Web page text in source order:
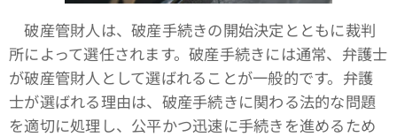
破産管財人は、破産手続きの開始決定とともに裁判
所によって選任されます。破産手続きには通常、弁護士
が破産管財人として選ばれることが一般的です。弁護
士が選ばれる理由は、破産手続きに関わる法的な問題
を適切に処理し、公平かつ迅速に手続きを進めるため